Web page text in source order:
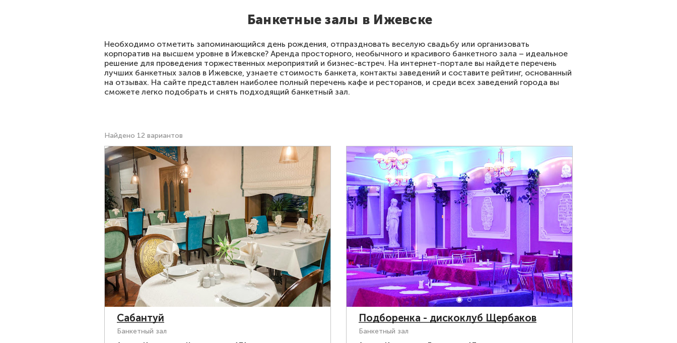
Банкетные залы в Ижевске
Необходимо отметить запоминающийся день рождения, отпраздновать веселую свадьбу или организовать
корпоратив на высшем уровне в Ижевске? Аренда просторного, необычного и красивого банкетного зала – идеальное
решение для проведения торжественных мероприятий и бизнес-встреч. На интернет-портале вы найдете перечень
лучших банкетных залов в Ижевске, узнаете стоимость банкета, контакты заведений и составите рейтинг, основанный
на отзывах. На сайте представлен наиболее полный перечень кафе и ресторанов, и среди всех заведений города вы
сможете легко подобрать и снять подходящий банкетный зал.
Найдено 12 вариантов
Сабантуй
Банкетный зал
Подборенка - дискоклуб Щербаков
Банкетный зал